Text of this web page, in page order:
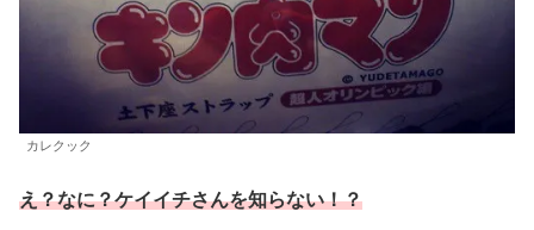
カレクック
え？なに？ケイイチさんを知らない！？